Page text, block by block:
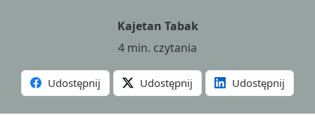
Kajetan Tabak
4 min. czytania
Udostępnij Udostępnij Udostępnij